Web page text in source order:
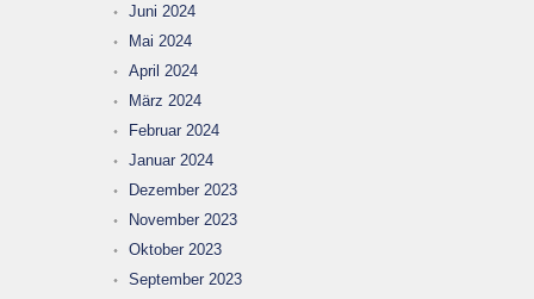
Juni 2024
Mai 2024
April 2024
März 2024
Februar 2024
Januar 2024
Dezember 2023
November 2023
Oktober 2023
September 2023